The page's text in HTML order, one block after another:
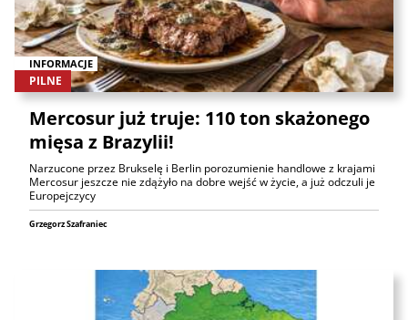
INFORMACJE
PILNE
Mercosur już truje: 110 ton skażonego
mięsa z Brazylii!
Narzucone przez Brukselę i Berlin porozumienie handlowe z krajami
Mercosur jeszcze nie zdążyło na dobre wejść w życie, a już odczuli je
Europejczycy
Grzegorz Szafraniec